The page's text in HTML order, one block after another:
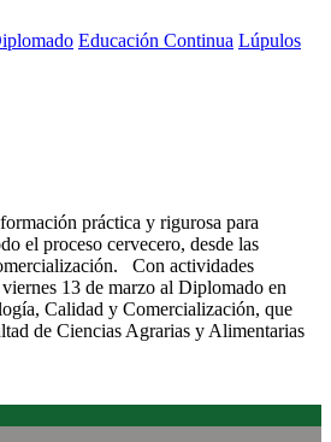
Educación Continua Lúpulos
práctica y rigurosa para
el proceso cervecero, desde las
Con actividades
13 de marzo al Diplomado en
Calidad y Comercialización, que
de Ciencias Agrarias y Alimentarias